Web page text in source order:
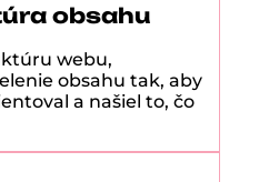
obsahu
webu,
obsahu tak, aby
a našiel to, čo